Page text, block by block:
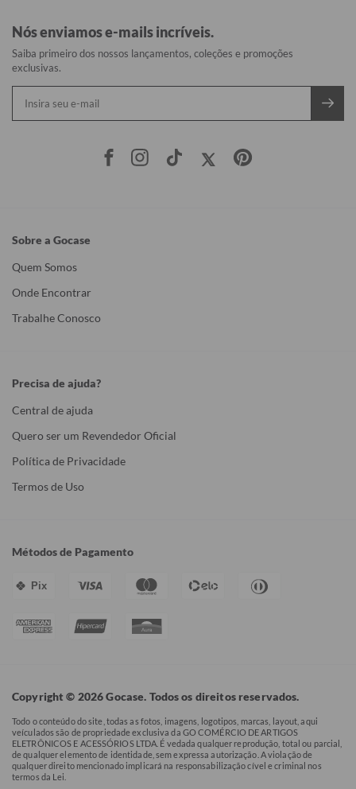
Nós enviamos e-mails incríveis.
Saiba primeiro dos nossos lançamentos, coleções e promoções
exclusivas.
Sobre a Gocase
Quem Somos
Onde Encontrar
Trabalhe Conosco
Precisa de ajuda?
Central de ajuda
Quero ser um Revendedor Oficial
Política de Privacidade
Termos de Uso
Métodos de Pagamento
Pix
Copyright © 2026 Gocase. Todos os direitos reservados.
Todo o conteúdo do site, todas as fotos, imagens, logotipos, marcas, layout, aqui
veículados são de propriedade exclusiva da GO COMÉRCIO DE ARTIGOS
ELETRÔNICOS E ACESSÓRIOS LTDA. É vedada qualquer reprodução, total ou parcial,
de qualquer elemento de identidade, sem expressa autorização. A violação de
qualquer direito mencionado implicará na responsabilização cível e criminal nos
termos da Lei.